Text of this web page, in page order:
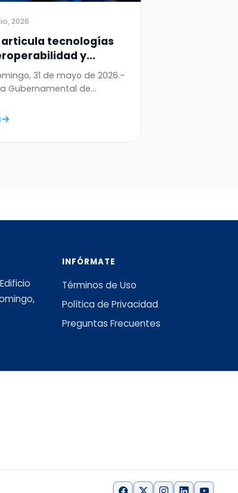
2026
articula tecnologías
y
para digitalizar el
de Salida del Menor
31 de mayo de 2026.-
Gubernamental de
INFÓRMATE
Términos de Uso
Política de Privacidad
Preguntas Frecuentes